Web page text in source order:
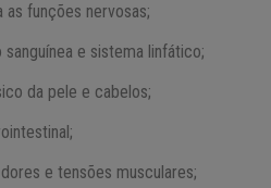
funções nervosas;
e sistema linfático;
da pele e cabelos;
e tensões musculares;